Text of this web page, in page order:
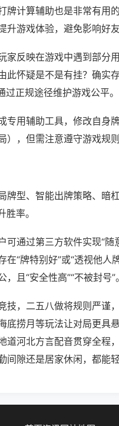
牌计算辅助也是非常有用
游戏体验，避免影响好友
反映在游戏中遇到部分
此怀疑是不是有挂？确实
正规途径维护游戏公平。
专用辅助工具，修改自身
，但需注意遵守游戏规
牌型、智能出牌策略、暗
率。
通过第三方软件实现“随
“牌特别好”或“透视他人
且“安全性高”“不被封号”。
技，二五八做将规则严谨
底捞月等玩法让对局更具
道河北方言配音贯穿全程
隙还是居家休闲，都能